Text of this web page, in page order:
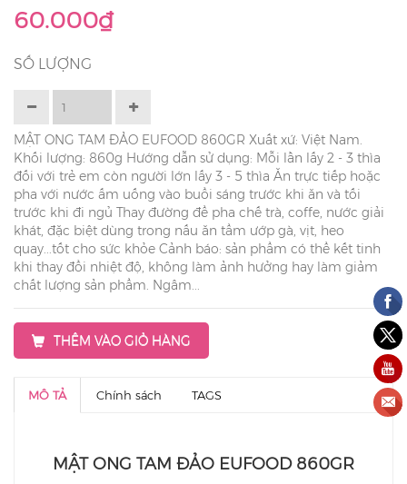
60.000₫
SỐ LƯỢNG
MẬT ONG TAM ĐẢO EUFOOD 860GR Xuất xứ: Việt Nam.
Khối lượng: 860g Hướng dẫn sử dụng: Mỗi lần lấy 2 - 3 thìa
đối với trẻ em còn người lớn lấy 3 - 5 thìa Ăn trực tiếp hoặc
pha với nước ấm uống vào buổi sáng trước khi ăn và tối
trước khi đi ngủ Thay đường để pha chế trà, coffe, nước giải
khát, đặc biệt dùng trong nấu ăn tẩm ướp gà, vịt, heo
quay...tốt cho sức khỏe Cảnh báo: sản phẩm có thể kết tinh
khi thay đổi nhiệt độ, không làm ảnh hưởng hay làm giảm
chất lượng sản phẩm. Ngâm...
THÊM VÀO GIỎ HÀNG
MÔ TẢ Chính sách TAGS
MẬT ONG TAM ĐẢO EUFOOD 860GR